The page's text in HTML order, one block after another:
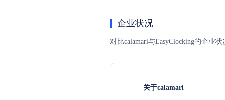
企业状况
对比calamari与EasyClocking的企业
关于calamari